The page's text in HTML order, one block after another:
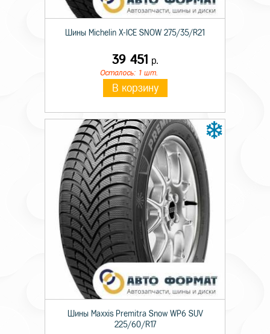
Шины Michelin X-ICE SNOW 275/35/R21
39 451 р.
Осталось: 1 шт.
В корзину
Шины Maxxis Premitra Snow WP6 SUV
225/60/R17